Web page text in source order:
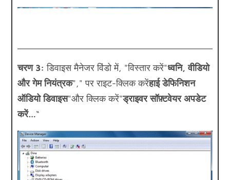
चरण 3:डिवाइस मैनेजर विंडो में, "विस्तार करें"ध्वनि, वीडियो
और गेम नियंत्रक"," पर राइट-क्लिक करेंहाई डेफिनिशन
ऑडियो डिवाइस"और क्लिक करें"ड्राइवर सॉफ़्टवेयर अपडेट
करें…“